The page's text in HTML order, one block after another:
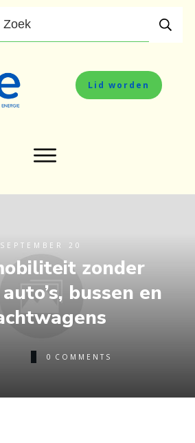
Lid worden
SEPTEMBER 20
zonder
bussen en
0 COMMENTS